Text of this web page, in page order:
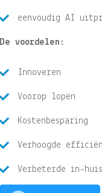
eenvoudig AI
De voordelen:
Innoveren
Voorop lopen
Kostenbesparing
Verhoogde
Verbeterde in-